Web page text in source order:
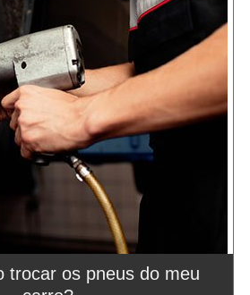
trocar os pneus do meu